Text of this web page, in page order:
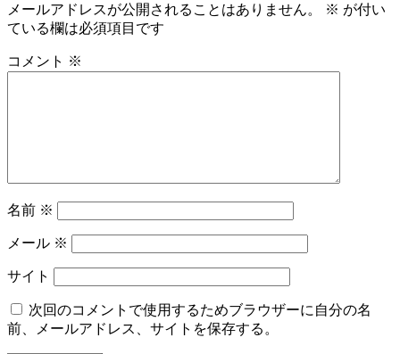
メールアドレスが公開されることはありません。 ※ が付い
ている欄は必須項目です
コメント ※
名前 ※
メール ※
サイト
次回のコメントで使用するためブラウザーに自分の名
前、メールアドレス、サイトを保存する。